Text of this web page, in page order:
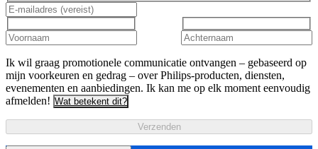
Ik wil graag promotionele communicatie ontvangen – gebaseerd op
mijn voorkeuren en gedrag – over Philips-producten, diensten,
evenementen en aanbiedingen. Ik kan me op elk moment eenvoudig
afmelden! Wat betekent dit?
Verzenden